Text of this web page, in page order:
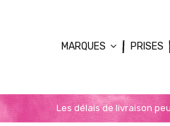
MARQUES PRISES
Les délais de livraison